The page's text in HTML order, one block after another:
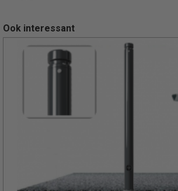
Ook interessant